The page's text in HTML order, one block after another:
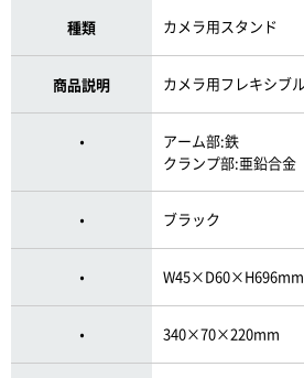
種類 カメラ用スタンド
商品説明 カメラ用フレキシブ
・
アーム部:鉄
クランプ部:亜鉛合金
・ ブラック
・
・ 340×70×220mm